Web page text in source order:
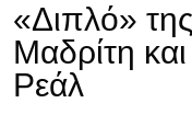
«Διπλό»
Μαδρίτη
Ρεάλ